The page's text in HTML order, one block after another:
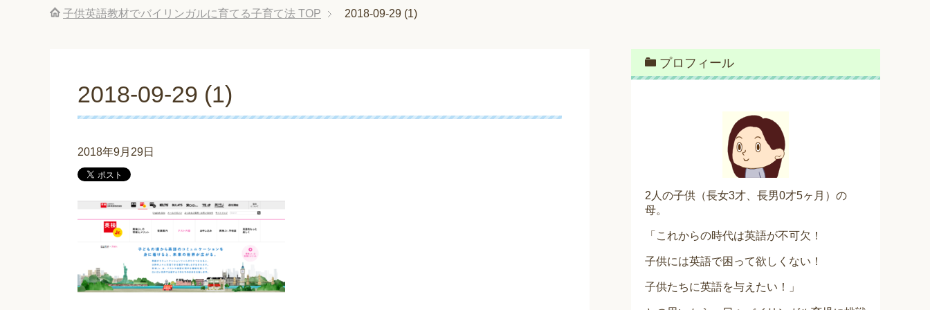
子供英語教材でバイリンガルに育てる子育て法 TOP 2018-09-29 (1)
2018-09-29 (1)
2018年9月29日
プロフィール
2人の子供（長女3才、長男0才5ヶ月）の
母。
「これからの時代は英語が不可欠！
子供には英語で困って欲しくない！
子供たちに英語を与えたい！」